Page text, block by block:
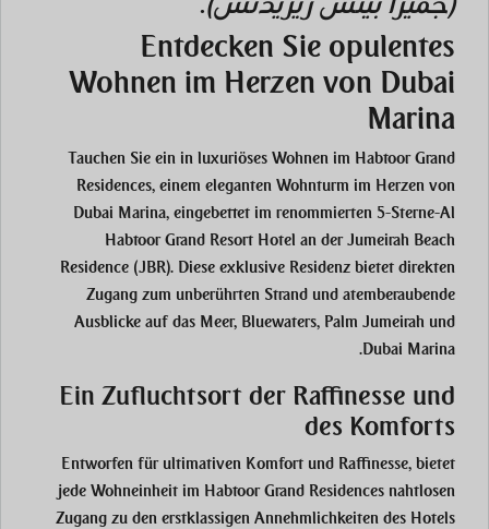
Entdecken Sie opulentes
Wohnen im Herzen von Dubai
Marina
Tauchen Sie ein in luxuriöses Wohnen im Habtoor Grand
Residences, einem eleganten Wohnturm im Herzen von
Dubai Marina, eingebettet im renommierten 5-Sterne-Al
Habtoor Grand Resort Hotel an der Jumeirah Beach
Residence (JBR). Diese exklusive Residenz bietet direkten
Zugang zum unberührten Strand und atemberaubende
Ausblicke auf das Meer, Bluewaters, Palm Jumeirah und
Dubai Marina.
Ein Zufluchtsort der Raffinesse und
des Komforts
Entworfen für ultimativen Komfort und Raffinesse, bietet
jede Wohneinheit im Habtoor Grand Residences nahtlosen
Zugang zu den erstklassigen Annehmlichkeiten des Hotels